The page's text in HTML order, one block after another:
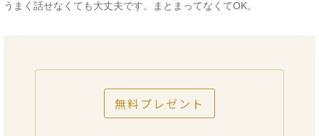
うまく話せなくても大丈夫です。まとまってなくてOK。
無料プレゼント